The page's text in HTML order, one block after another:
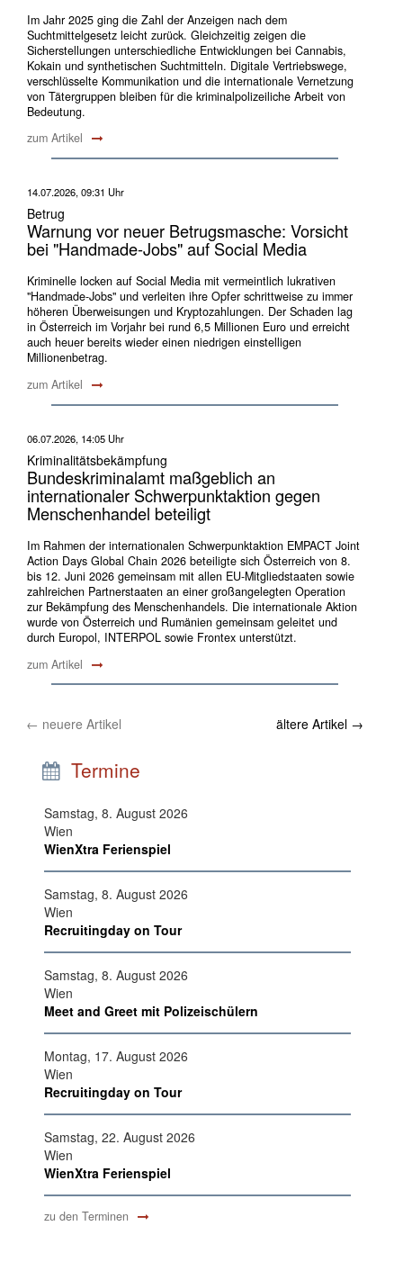
Im Jahr 2025 ging die Zahl der Anzeigen nach dem
Suchtmittelgesetz leicht zurück. Gleichzeitig zeigen die
Sicherstellungen unterschiedliche Entwicklungen bei Cannabis,
Kokain und synthetischen Suchtmitteln. Digitale Vertriebswege,
verschlüsselte Kommunikation und die internationale Vernetzung
von Tätergruppen bleiben für die kriminalpolizeiliche Arbeit von
Bedeutung.
zum Artikel
14.07.2026, 09:31 Uhr
Betrug
Warnung vor neuer Betrugsmasche: Vorsicht
bei "Handmade-Jobs" auf Social Media
Kriminelle locken auf Social Media mit vermeintlich lukrativen
"Handmade-Jobs" und verleiten ihre Opfer schrittweise zu immer
höheren Überweisungen und Kryptozahlungen. Der Schaden lag
in Österreich im Vorjahr bei rund 6,5 Millionen Euro und erreicht
auch heuer bereits wieder einen niedrigen einstelligen
Millionenbetrag.
zum Artikel
06.07.2026, 14:05 Uhr
Kriminalitätsbekämpfung
Bundeskriminalamt maßgeblich an
internationaler Schwerpunktaktion gegen
Menschenhandel beteiligt
Im Rahmen der internationalen Schwerpunktaktion EMPACT Joint
Action Days Global Chain 2026 beteiligte sich Österreich von 8.
bis 12. Juni 2026 gemeinsam mit allen EU-Mitgliedstaaten sowie
zahlreichen Partnerstaaten an einer großangelegten Operation
zur Bekämpfung des Menschenhandels. Die internationale Aktion
wurde von Österreich und Rumänien gemeinsam geleitet und
durch Europol, INTERPOL sowie Frontex unterstützt.
zum Artikel
← neuere Artikel ältere Artikel →
Termine
Samstag, 8. August 2026
Wien
WienXtra Ferienspiel
Samstag, 8. August 2026
Wien
Recruitingday on Tour
Samstag, 8. August 2026
Wien
Meet and Greet mit Polizeischülern
Montag, 17. August 2026
Wien
Recruitingday on Tour
Samstag, 22. August 2026
Wien
WienXtra Ferienspiel
zu den Terminen